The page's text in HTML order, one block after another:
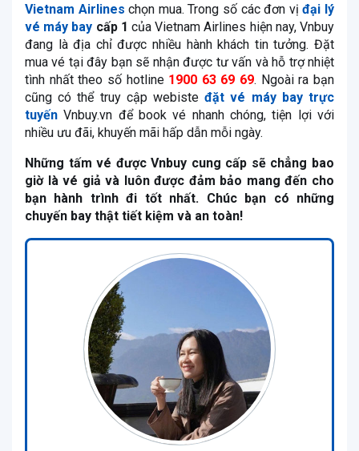
Vietnam Airlines chọn mua. Trong số các đơn vịđại lý
vé máy bay cấp 1 của Vietnam Airlines hiện nay, Vnbuy
đang là địa chỉ được nhiều hành khách tin tưởng. Đặt
mua vé tại đây bạn sẽ nhận được tư vấn và hỗ trợ nhiệt
tình nhất theo số hotline 1900 63 69 69. Ngoài ra bạn
cũng có thể truy cập webisteđặt vé máy bay trực
tuyến Vnbuy.vn để book vé nhanh chóng, tiện lợi với
nhiều ưu đãi, khuyến mãi hấp dẫn mỗi ngày.
Những tấm vé được Vnbuy cung cấp sẽ chẳng bao
giờ là vé giả và luôn được đảm bảo mang đến cho
bạn hành trình đi tốt nhất. Chúc bạn có những
chuyến bay thật tiết kiệm và an toàn!